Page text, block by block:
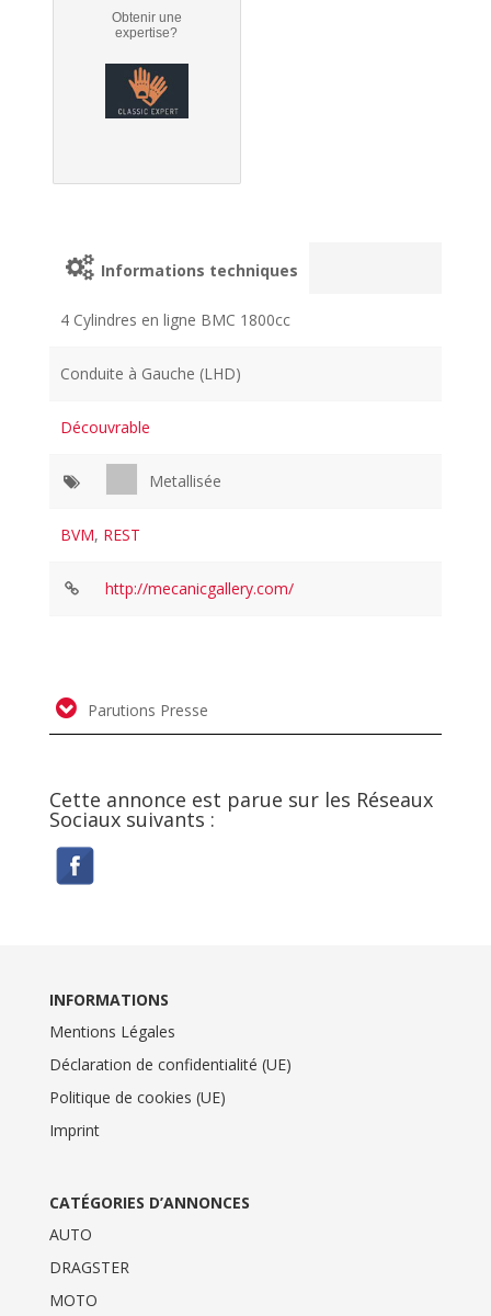
Obtenir une
expertise?
Informations techniques
4 Cylindres en ligne BMC 1800cc
Conduite à Gauche (LHD)
Découvrable
Metallisée
BVM, REST
http://mecanicgallery.com/
Parutions Presse
Cette annonce est parue sur les Réseaux
Sociaux suivants :
INFORMATIONS
Mentions Légales
Déclaration de confidentialité (UE)
Politique de cookies (UE)
Imprint
CATÉGORIES D’ANNONCES
AUTO
DRAGSTER
MOTO